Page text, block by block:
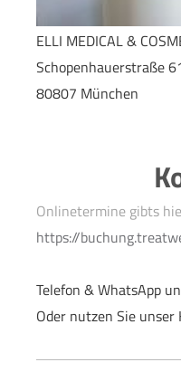
ELLI MEDICAL &
Schopenhauerstraße
80807 München
Onlinetermine gibts
https://
Telefon & WhatsApp
Oder nutzen Sie unser